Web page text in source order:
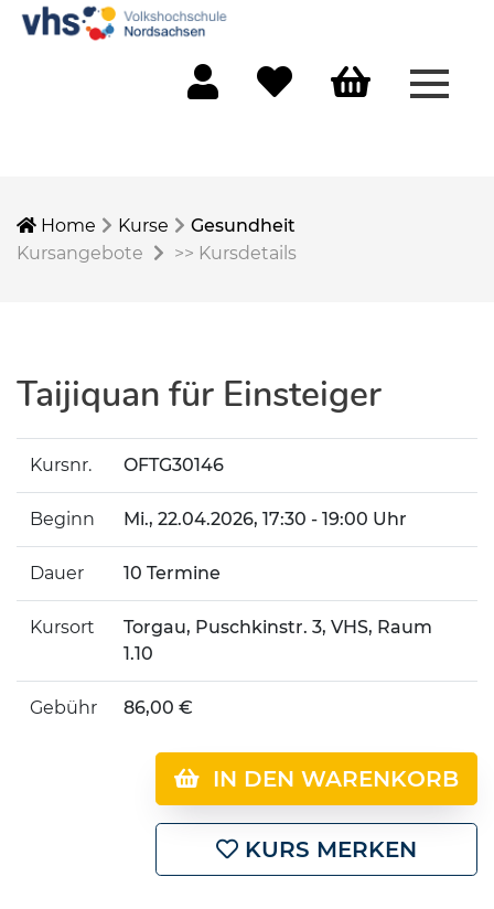
Home Kurse
Gesundheit
Kursangebote
>> Kursdetails
Taijiquan für Einsteiger
Kursnr. OFTG30146
Beginn Mi., 22.04.2026, 17:30 - 19:00 Uhr
Dauer 10 Termine
Kursort
Torgau, Puschkinstr. 3, VHS, Raum
1.10
Gebühr 86,00 €
IN DEN WARENKORB
KURS MERKEN